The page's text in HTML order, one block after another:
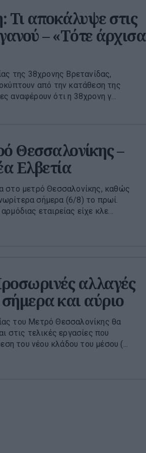
Τι αποκάλυψε στις
– «Τότε άρχισα
της 38χρονης Βρετανίδας,
από την κατάθεση της
αναφέρουν ότι η 38χρονη γ...
Θεσσαλονίκης –
Ελβετία
στο μετρό Θεσσαλονίκης, καθώς
σήμερα (6/8) το πρωί.
εταιρείας είχε κλε...
αλλαγές
και αύριο
του Μετρό Θεσσαλονίκης θα
στις τελικές εργασίες που
του νέου κλάδου του μέσου (...